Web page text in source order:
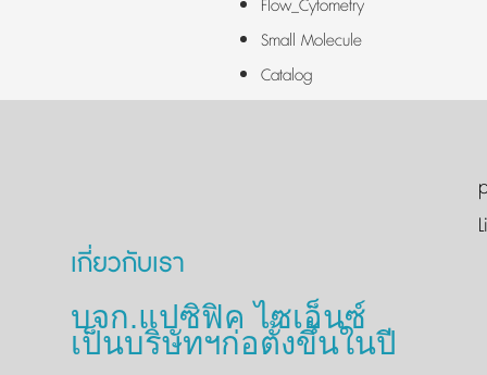
Flow_Cytometry
Small Molecule
Catalog
เกี่ยวกับเรา
บจก.แปซิฟิค ไซเอ็นซ์
เป็นบริษัทฯก่อตั้งขึ้นในปี